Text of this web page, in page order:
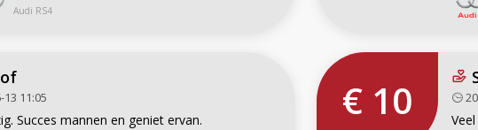
Audi RS4
13 11:05
Succes mannen en geniet ervan. € 10